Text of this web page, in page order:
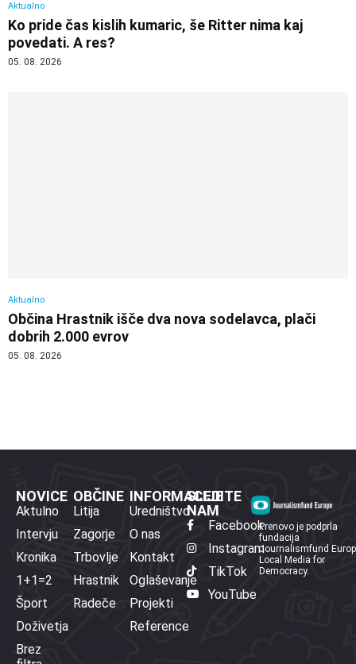
Aktualno
Ko pride čas kislih kumaric, še Ritter nima kaj
povedati. A res?
05. 08. 2026
Aktualno
Občina Hrastnik išče dva nova sodelavca, plači
dobrih 2.000 evrov
05. 08. 2026
NOVICE
Aktulno
Intervju
Kronika
1+1=2
Šport
Doživetja
Brez
OBČINE
Litija
Zagorje
Trbovlje
Hrastnik
Radeče
INFORMACIJE
Uredništvo
O nas
Kontakt
Oglaševanje
Projekti
Reference
SLEDITE
NAM
Facebook
Instagram
TikTok
YouTube
Prenovo je podprla
fundacija
Journalismfund
Local Media for
Democracy.